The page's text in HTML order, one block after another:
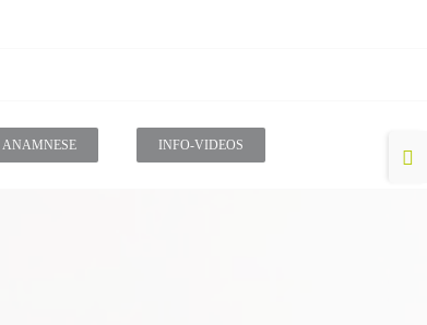
ANAMNESE INFO-VIDEOS